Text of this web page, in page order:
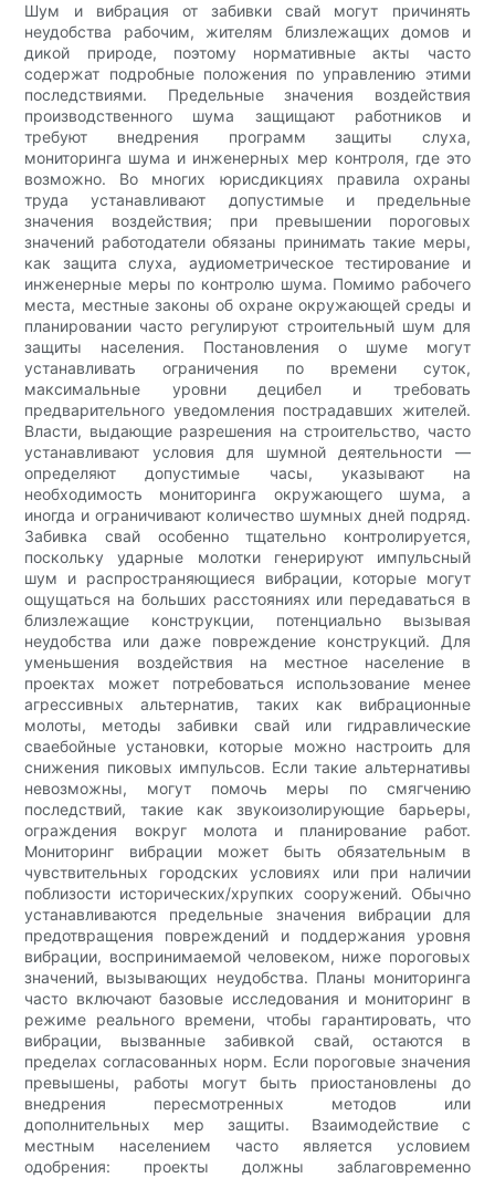
Шум и вибрация от забивки свай могут причинять
неудобства рабочим, жителям близлежащих домов и
дикой природе, поэтому нормативные акты часто
содержат подробные положения по управлению этими
последствиями. Предельные значения воздействия
производственного шума защищают работников и
требуют внедрения программ защиты слуха,
мониторинга шума и инженерных мер контроля, где это
возможно. Во многих юрисдикциях правила охраны
труда устанавливают допустимые и предельные
значения воздействия; при превышении пороговых
значений работодатели обязаны принимать такие меры,
как защита слуха, аудиометрическое тестирование и
инженерные меры по контролю шума. Помимо рабочего
места, местные законы об охране окружающей среды и
планировании часто регулируют строительный шум для
защиты населения. Постановления о шуме могут
устанавливать ограничения по времени суток,
максимальные уровни децибел и требовать
предварительного уведомления пострадавших жителей.
Власти, выдающие разрешения на строительство, часто
устанавливают условия для шумной деятельности —
определяют допустимые часы, указывают на
необходимость мониторинга окружающего шума, а
иногда и ограничивают количество шумных дней подряд.
Забивка свай особенно тщательно контролируется,
поскольку ударные молотки генерируют импульсный
шум и распространяющиеся вибрации, которые могут
ощущаться на больших расстояниях или передаваться в
близлежащие конструкции, потенциально вызывая
неудобства или даже повреждение конструкций. Для
уменьшения воздействия на местное население в
проектах может потребоваться использование менее
агрессивных альтернатив, таких как вибрационные
молоты, методы забивки свай или гидравлические
сваебойные установки, которые можно настроить для
снижения пиковых импульсов. Если такие альтернативы
невозможны, могут помочь меры по смягчению
последствий, такие как звукоизолирующие барьеры,
ограждения вокруг молота и планирование работ.
Мониторинг вибрации может быть обязательным в
чувствительных городских условиях или при наличии
поблизости исторических/хрупких сооружений. Обычно
устанавливаются предельные значения вибрации для
предотвращения повреждений и поддержания уровня
вибрации, воспринимаемой человеком, ниже пороговых
значений, вызывающих неудобства. Планы мониторинга
часто включают базовые исследования и мониторинг в
режиме реального времени, чтобы гарантировать, что
вибрации, вызванные забивкой свай, остаются в
пределах согласованных норм. Если пороговые значения
превышены, работы могут быть приостановлены до
внедрения пересмотренных методов или
дополнительных мер защиты. Взаимодействие с
местным населением часто является условием
одобрения: проекты должны заблаговременно